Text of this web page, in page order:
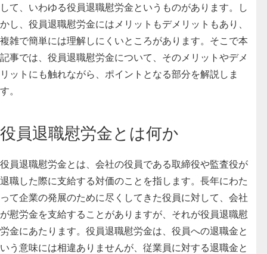
して、いわゆる役員退職慰労金というものがあります。し
かし、役員退職慰労金にはメリットもデメリットもあり、
複雑で簡単には理解しにくいところがあります。そこで本
記事では、役員退職慰労金について、そのメリットやデメ
リットにも触れながら、ポイントとなる部分を解説しま
す。
役員退職慰労金とは何か
役員退職慰労金とは、 会社の役員である取締役や監査役が
退職した際に支給する対価のことを指します。長年にわた
って企業の発展のために尽くしてきた役員に対して、会社
が慰労金を支給することがありますが、それが役員退職慰
労金にあたります。役員退職慰労金は、役員への退職金と
いう意味には相違ありませんが、従業員に対する退職金と